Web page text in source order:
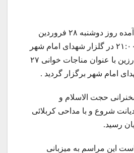
به گزارش به دست آمده روز دوشنبه ۲۸ فروردین
ماه ۱۴۰۲ ، ساعت ۲۱:۰۰ در گلزار شهدای امام شهر
از شهرستان قیروکارزین با عنوان مناجات خوانی ۲۷
امام شهر برگزار گردید .
حجت الاسلام و
شروع و با مداحی کربلائی
رسید.
این مراسم به میزبانی